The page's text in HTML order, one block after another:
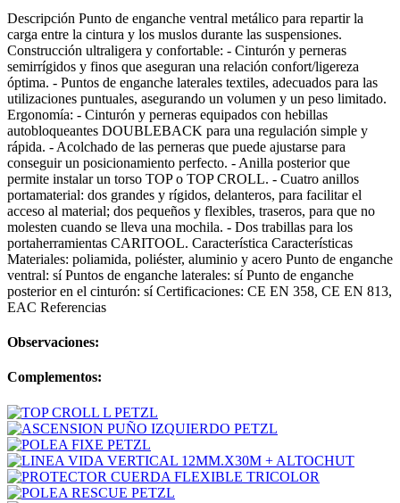
Descripción Punto de enganche ventral metálico para repartir la
carga entre la cintura y los muslos durante las suspensiones.
Construcción ultraligera y confortable: - Cinturón y perneras
semirrígidos y finos que aseguran una relación confort/ligereza
óptima. - Puntos de enganche laterales textiles, adecuados para las
utilizaciones puntuales, asegurando un volumen y un peso limitado.
Ergonomía: - Cinturón y perneras equipados con hebillas
autobloqueantes DOUBLEBACK para una regulación simple y
rápida. - Acolchado de las perneras que puede ajustarse para
conseguir un posicionamiento perfecto. - Anilla posterior que
permite instalar un torso TOP o TOP CROLL. - Cuatro anillos
portamaterial: dos grandes y rígidos, delanteros, para facilitar el
acceso al material; dos pequeños y flexibles, traseros, para que no
molesten cuando se lleva una mochila. - Dos trabillas para los
portaherramientas CARITOOL. Característica Características
Materiales: poliamida, poliéster, aluminio y acero Punto de enganche
ventral: sí Puntos de enganche laterales: sí Punto de enganche
posterior en el cinturón: sí Certificaciones: CE EN 358, CE EN 813,
EAC Referencias
Observaciones:
Complementos: